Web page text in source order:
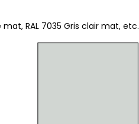
RAL 7035 Gris clair mat, etc.